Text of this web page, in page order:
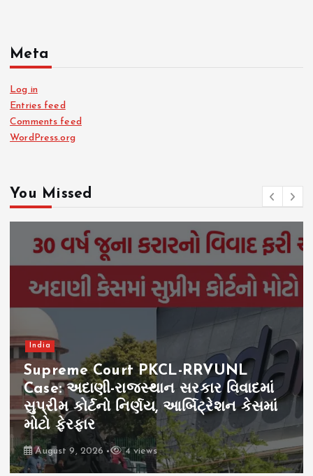
Meta
Log in
Entries feed
Comments feed
WordPress.org
You Missed
India
Supreme Court PKCL-RRVUNL
Case: અદાણી-રાજસ્થાન સરકાર વિવાદમાં
સુપ્રીમ કોર્ટનો નિર્ણય, આર્બિટ્રેશન કેસમાં
મોટો ફેરફાર
August 9, 2026 4 views